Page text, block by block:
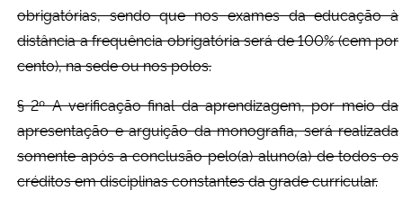
obrigatórias, sendo que nos exames da educação à
distância a frequência obrigatória será de 100% (cem por
cento), na sede ou nos polos.
§ 2º A verificação final da aprendizagem, por meio da
apresentação e arguição da monografia, será realizada
somente após a conclusão pelo(a) aluno(a) de todos os
créditos em disciplinas constantes da grade curricular.